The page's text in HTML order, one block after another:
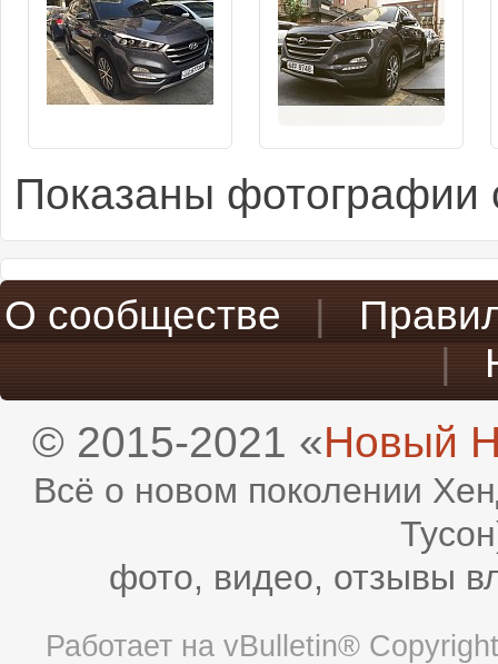
Показаны фотографии
О сообществе
© 2015-2021 «Новый
Всё о новом поколении
фото, видео, отзывы
Работает на vBulletin®